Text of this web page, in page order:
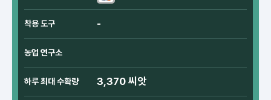
착용 도구 -
농업 연구소
하루 최대 수확량 3,370 씨앗